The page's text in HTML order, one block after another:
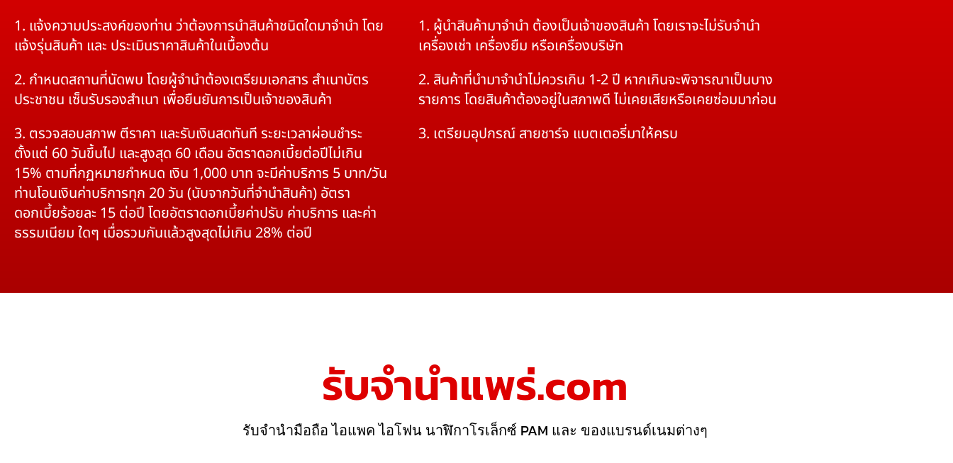
1. แจ้งความประสงค์ของท่าน ว่าต้องการนำสินค้าชนิดใดมาจำนำ โดย
แจ้งรุ่นสินค้า และ ประเมินราคาสินค้าในเบื้องต้น
2. กำหนดสถานที่นัดพบ โดยผู้จำนำต้องเตรียมเอกสาร สำเนาบัตร
ประชาชน เซ็นรับรองสำเนา เพื่อยืนยันการเป็นเจ้าของสินค้า
3. ตรวจสอบสภาพ ตีราคา และรับเงินสดทันที ระยะเวลาผ่อนชำระ
ตั้งแต่ 60 วันขึ้นไป และสูงสุด 60 เดือน อัตราดอกเบี้ยต่อปีไม่เกิน
15% ตามที่กฏหมายกำหนด เงิน 1,000 บาท จะมีค่าบริการ 5 บาท/วัน
ท่านโอนเงินค่าบริการทุก 20 วัน (นับจากวันที่จำนำสินค้า) อัตรา
ดอกเบี้ยร้อยละ 15 ต่อปี โดยอัตราดอกเบี้ยค่าปรับ ค่าบริการ และค่า
ธรรมเนียม ใดๆ เมื่อรวมกันแล้วสูงสุดไม่เกิน 28% ต่อปี
1. ผู้นำสินค้ามาจำนำ ต้องเป็นเจ้าของสินค้า โดยเราจะไม่รับจำนำ
เครื่องเช่า เครื่องยืม หรือเครื่องบริษัท
2. สินค้าที่นำมาจำนำไม่ควรเกิน 1-2 ปี หากเกินจะพิจารณาเป็นบาง
รายการ โดยสินค้าต้องอยู่ในสภาพดี ไม่เคยเสียหรือเคยซ่อมมาก่อน
3. เตรียมอุปกรณ์ สายชาร์จ แบตเตอรี่มาให้ครบ
รับจํานําแพร่.com
รับจำนำมือถือ ไอแพค ไอโฟน นาฬิกาโรเล็กซ์ PAM และ ของแบรนด์เนมต่างๆ